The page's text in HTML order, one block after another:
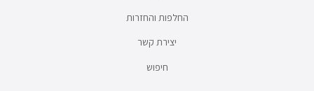
החלפות והחזרות
יצירת קשר
חיפוש